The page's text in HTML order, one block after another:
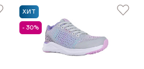
ХИТ
- 30%